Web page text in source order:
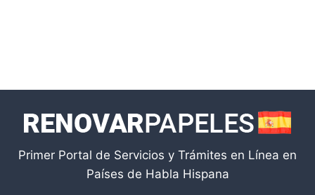
Primer Portal de Servicios y Trámites en Línea en
Países de Habla Hispana